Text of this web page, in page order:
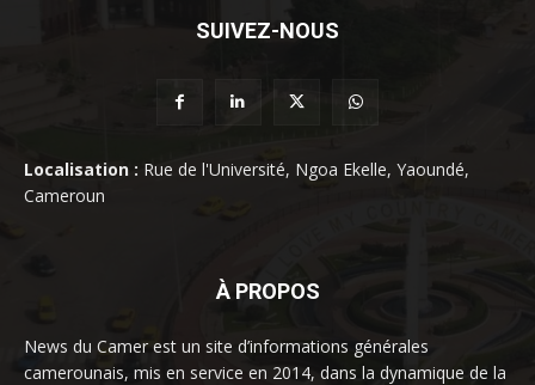
SUIVEZ-NOUS
Localisation : Rue de l'Université, Ngoa Ekelle, Yaoundé,
Cameroun
À PROPOS
News du Camer est un site d’informations générales
camerounais, mis en service en 2014, dans la dynamique de la